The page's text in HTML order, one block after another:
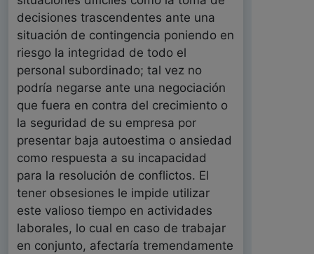
decisiones trascendentes ante una
situación de contingencia poniendo en
riesgo la integridad de todo el
personal subordinado; tal vez no
podría negarse ante una negociación
que fuera en contra del crecimiento o
la seguridad de su empresa por
presentar baja autoestima o ansiedad
como respuesta a su incapacidad
para la resolución de conflictos. El
tener obsesiones le impide utilizar
este valioso tiempo en actividades
laborales, lo cual en caso de trabajar
en conjunto, afectaría tremendamente